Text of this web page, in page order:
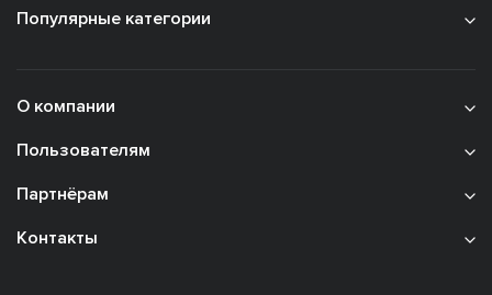
Популярные категории
О компании
Пользователям
Партнёрам
Контакты